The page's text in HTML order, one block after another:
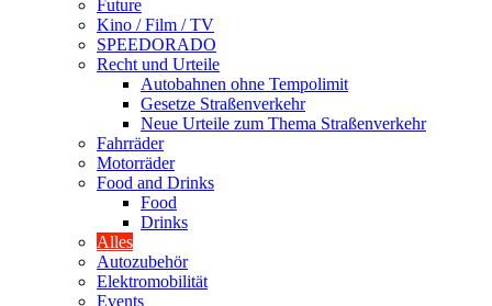
Future
Kino / Film / TV
SPEEDORADO
Recht und Urteile
Autobahnen ohne Tempolimit
Gesetze Straßenverkehr
Neue Urteile zum Thema Straßenverkehr
Fahrräder
Motorräder
Food and Drinks
Food
Drinks
Alles
Autozubehör
Elektromobilität
Events